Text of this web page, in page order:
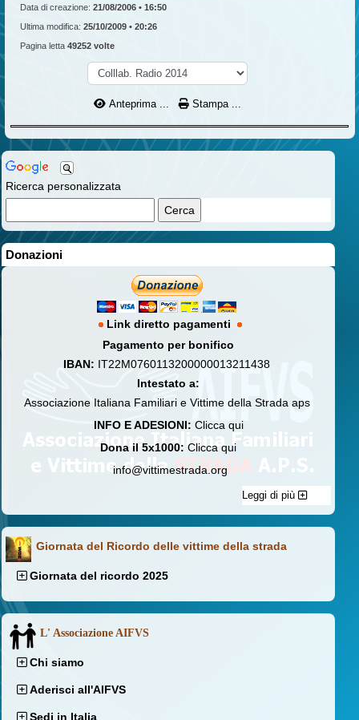
Ricerca personalizzata
Donazioni
Link diretto pagamenti
Pagamento per bonifico
IBAN: IT22M0760113200000013211438
Intestato a:
Associazione Italiana Familiari e Vittime della Strada aps
INFO E ADESIONI: Clicca qui
Dona il 5x1000:Clicca qui
info@vittimestrada.org
Leggi di più
Giornata del Ricordo delle vittime della strada
Giornata del ricordo 2025
L' Associazione AIFVS
Chi siamo
Aderisci all'AIFVS
Sedi in Italia
Data di creazione: 21/08/2006 • 16:50
Ultima modifica: 25/10/2009 • 20:26
Pagina letta 49252 volte
Anteprima ... Stampa ...